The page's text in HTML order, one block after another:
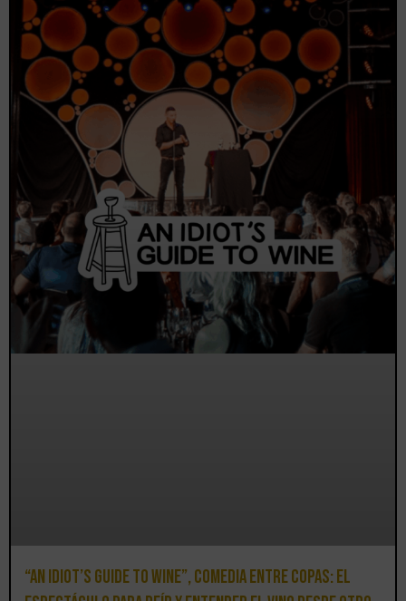
“An Idiot’s Guide to Wine”, comedia entre copas: el